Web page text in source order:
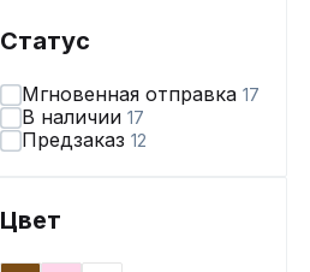
Статус
Мгновенная отправка 17
В наличии 17
Предзаказ 12
Цвет